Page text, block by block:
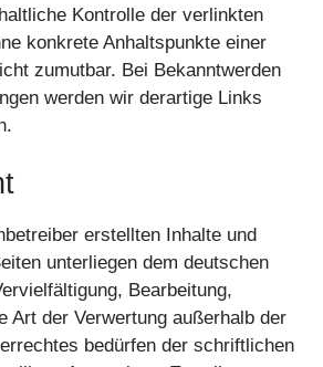
Kontrolle der verlinkten
konkrete Anhaltspunkte einer
zumutbar. Bei Bekanntwerden
werden wir derartige Links
erstellten Inhalte und
unterliegen dem deutschen
Bearbeitung,
Art der Verwertung außerhalb der
bedürfen der schriftlichen